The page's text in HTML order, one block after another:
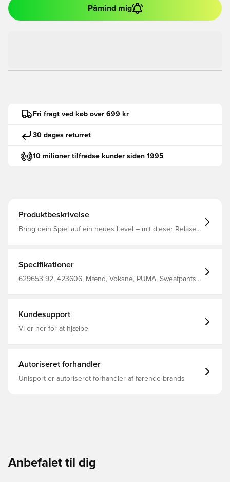
Påmind mig
Fri fragt ved køb over 699 kr
30 dages returret
10 milioner tilfredse kunder siden 1995
Produktbeskrivelse
Bring dein Spiel auf ein neues Level – mit dieser Relaxed
Note. Perfekt für kleine oder große Abenteuer. Relaxed
Fit Webware Reguläre Länge Mittlere Bundhöhe Cargo-
Tasche, Reißverschlusstasche, Seitentasche PUMA
Specifikationer
629653 92, 423606, Mænd, Voksne, PUMA, Sweatpants,
Kundesupport
Vi er her for at hjælpe
Autoriseret forhandler
Unisport er autoriseret forhandler af førende brands
Anbefalet til dig